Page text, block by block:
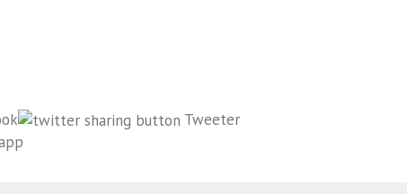
Tweeter